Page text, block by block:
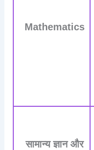
Mathematics
सामान्य ज्ञान और